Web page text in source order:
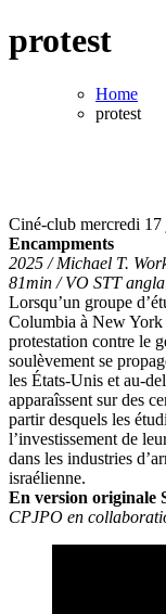
protest
Home
protest
Ciné-club mercredi 17
Encampments
2025 / Michael T.
81min / VO STT
Lorsqu’un groupe
Columbia à New York
protestation contre le
soulèvement se
les États-Unis et au-
apparaîssent sur des
partir desquels les
l’investissement de
dans les industries
israélienne.
En version originale
CPJPO en